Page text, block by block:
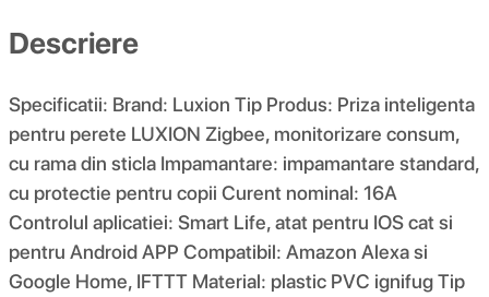
Descriere
Specificatii: Brand: Luxion Tip Produs: Priza inteligenta
pentru perete LUXION Zigbee, monitorizare consum,
cu rama din sticla Impamantare: impamantare standard,
cu protectie pentru copii Curent nominal: 16A
Controlul aplicatiei: Smart Life, atat pentru IOS cat si
pentru Android APP Compatibil: Amazon Alexa si
Google Home, IFTTT Material: plastic PVC ignifug Tip